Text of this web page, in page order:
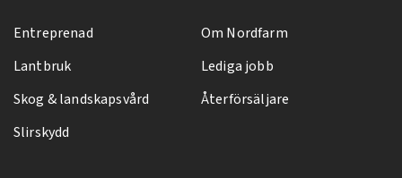
Entreprenad
Lantbruk
Skog & landskapsvård
Slirskydd
Om Nordfarm
Lediga jobb
Återförsäljare